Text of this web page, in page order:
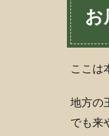
お
ここは
地方の
でも来